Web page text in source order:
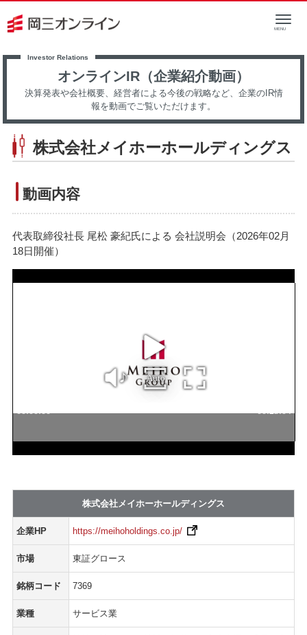
オンラインIR（企業紹介動画）
決算発表や会社概要、経営者による今後の戦略など、企業のIR情
報を動画でご覧いただけます。
株式会社メイホーホールディングス
動画内容
代表取締役社長 尾松 豪紀氏による 会社説明会（2026年02月
18日開催）
株式会社メイホーホールディングス
企業HP https://meihoholdings.co.jp/
市場 東証グロース
銘柄コード 7369
業種 サービス業